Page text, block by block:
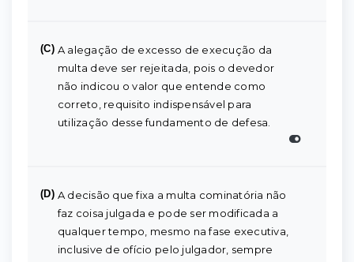
(C) A alegação de excesso de execução da
multa deve ser rejeitada, pois o devedor
não indicou o valor que entende como
correto, requisito indispensável para
utilização desse fundamento de defesa.
(D) A decisão que fixa a multa cominatória não
faz coisa julgada e pode ser modificada a
qualquer tempo, mesmo na fase executiva,
inclusive de ofício pelo julgador, sempre